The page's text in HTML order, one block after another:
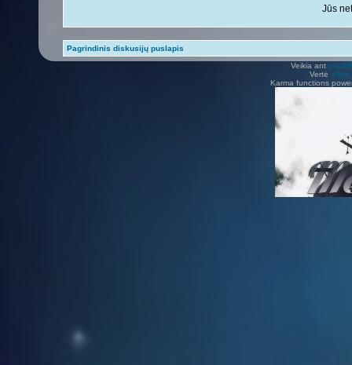
Jūs
Pagrindinis diskusijų puslapis
Veikia ant
Vertė Vilius
Karma functions